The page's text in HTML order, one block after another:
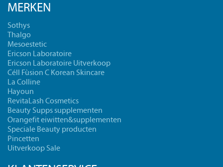
MERKEN
Sothys
Thalgo
Mesoestetic
Ericson Laboratoire
Ericson Laboratoire Uitverkoop
Céll Fùsion C Korean Skincare
La Colline
Hayoun
RevitaLash Cosmetics
Beauty Supps supplementen
Orangefit eiwitten&supplementen
Speciale Beauty producten
Pincetten
Uitverkoop Sale